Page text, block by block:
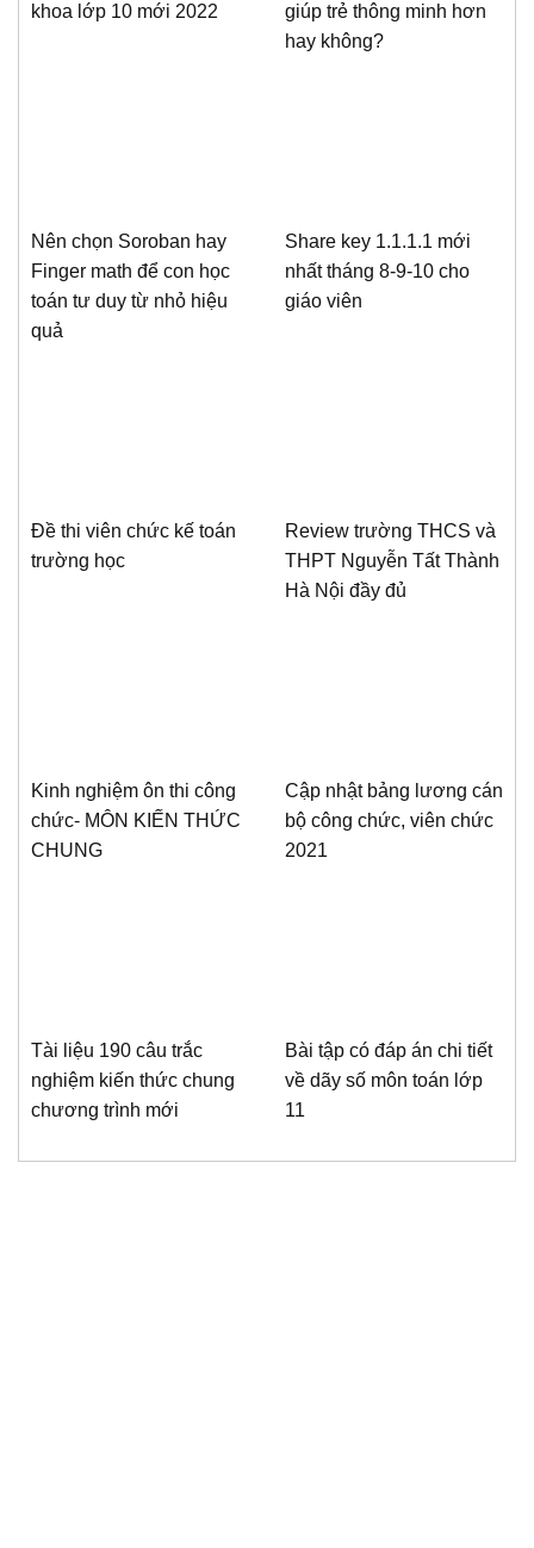
khoa lớp 10 mới 2022
giúp trẻ thông minh hơn
hay không?
Nên chọn Soroban hay
Finger math để con học
toán tư duy từ nhỏ hiệu
quả
Share key 1.1.1.1 mới
nhất tháng 8-9-10 cho
giáo viên
Đề thi viên chức kế toán
trường học
Review trường THCS và
THPT Nguyễn Tất Thành
Hà Nội đầy đủ
Kinh nghiệm ôn thi công
chức- MÔN KIẾN THỨC
CHUNG
Cập nhật bảng lương cán
bộ công chức, viên chức
2021
Tài liệu 190 câu trắc
nghiệm kiến thức chung
chương trình mới
Bài tập có đáp án chi tiết
về dãy số môn toán lớp
11